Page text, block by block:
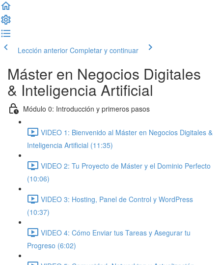
Lección anterior Completar y continuar
Máster en Negocios Digitales
& Inteligencia Artificial
Módulo 0: Introducción y primeros pasos
VIDEO 1: Bienvenido al Máster en Negocios Digitales &
Inteligencia Artificial (11:35)
VIDEO 2: Tu Proyecto de Máster y el Dominio Perfecto
(10:06)
VIDEO 3: Hosting, Panel de Control y WordPress
(10:37)
VIDEO 4: Cómo Enviar tus Tareas y Asegurar tu
Progreso (6:02)